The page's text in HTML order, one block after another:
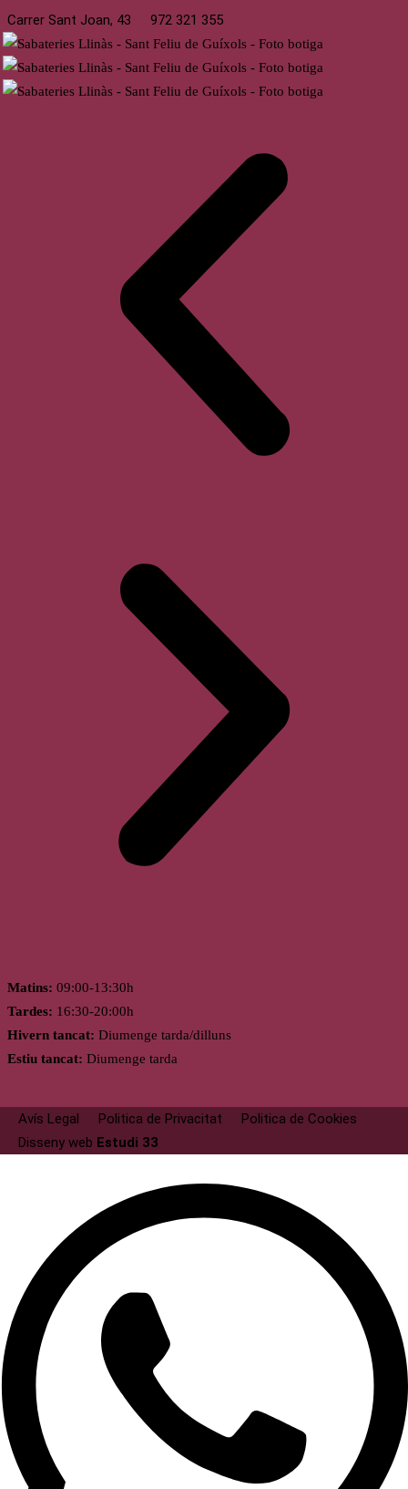
Carrer Sant Joan, 43 972 321 355
Matins: 09:00-13:30h
Tardes: 16:30-20:00h
Hivern tancat: Diumenge tarda/dilluns
Estiu tancat: Diumenge tarda
Avís Legal Politica de Privacitat
Politica de Cookies
Disseny web Estudi 33